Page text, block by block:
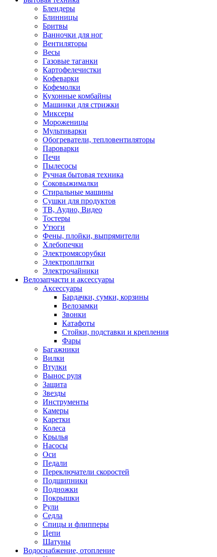
Блендеры
Блинницы
Бритвы
Ванночки для ног
Вентиляторы
Весы
Газовые таганки
Картофелечистки
Кофеварки
Кофемолки
Кухонные комбайны
Машинки для стрижки
Миксеры
Мороженицы
Мультиварки
Обогреватели, тепловентиляторы
Пароварки
Печи
Пылесосы
Ручная бытовая техника
Соковыжималки
Стиральные машины
Сушки для продуктов
ТВ, Аудио, Видео
Тостеры
Утюги
Фены, плойки, выпрямители
Хлебопечки
Электромясорубки
Электроплитки
Электрочайники
Велозапчасти и аксессуары
Аксессуары
Бардачки, сумки, корзины
Велозамки
Звонки
Катафоты
Стойки, подставки и крепления
Фары
Багажники
Вилки
Втулки
Вынос руля
Защита
Звезды
Инструменты
Камеры
Каретки
Колеса
Крылья
Насосы
Оси
Педали
Переключатели скоростей
Подшипники
Подножки
Покрышки
Рули
Седла
Спицы и флипперы
Цепи
Шатуны
Водоснабжение, отопление